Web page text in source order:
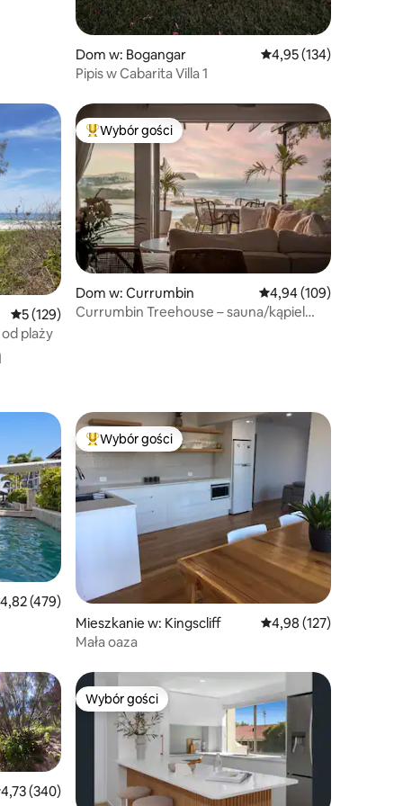
Dom w: Bogangar Średnia ocena: 4,95
4,95 (134)
Pipis w Cabarita Villa 1
gości
Średnia ocena: 5 na 5, liczba recenzji: 129
5 (129)
plaży
Najpopularniejsze z kategorii Wybór gości
Wybór gości
Dom w: Currumbin Średnia ocena: 4,94
4,94 (109)
Currumbin Treehouse – sauna/kąpiel
ocena: 4,82 na 5, liczba recenzji: 479
4,82 (479)
Najpopularniejsze z kategorii Wybór gości
Wybór gości
Mieszkanie w: Kingscliff Średnia ocena: 4,98
4,98 (127)
Mała oaza
ocena: 4,73 na 5, liczba recenzji: 340
4,73 (340)
Wybór gości
Wybór gości